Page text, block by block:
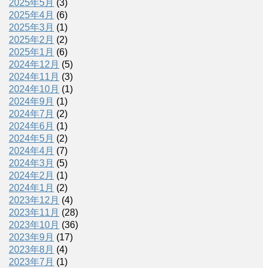
2025年5月 (3)
2025年4月 (6)
2025年3月 (1)
2025年2月 (2)
2025年1月 (6)
2024年12月 (5)
2024年11月 (3)
2024年10月 (1)
2024年9月 (1)
2024年7月 (2)
2024年6月 (1)
2024年5月 (2)
2024年4月 (7)
2024年3月 (5)
2024年2月 (1)
2024年1月 (2)
2023年12月 (4)
2023年11月 (28)
2023年10月 (36)
2023年9月 (17)
2023年8月 (4)
2023年7月 (1)